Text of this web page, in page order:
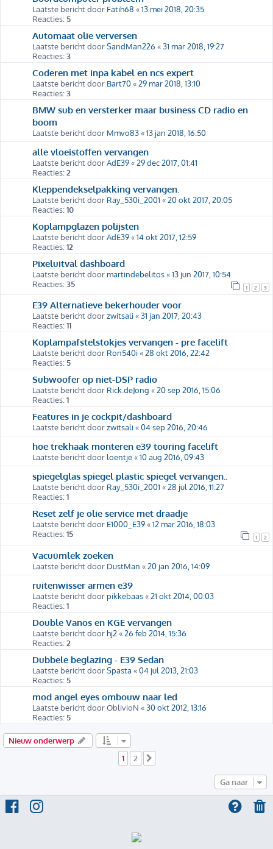
Laatste bericht door Fatih68 «13 mei 2018, 20:35
Reacties: 5
Automaat olie verversen
Laatste bericht doorSandMan226 «31 mar 2018, 19:27
Reacties:3
Coderen met inpa kabel en ncs expert
Laatste bericht door Bart70«29 mar 2018, 13:10
Reacties:3
BMW sub en versterker maar business CD radio en
boom
Laatste bericht door Mmvo83«13 jan 2018, 16:50
alle vloeistoffen vervangen
Laatste bericht doorAdE39«29 dec 2017, 01:41
Reacties:2
Kleppendekselpakking vervangen.
Laatste bericht door Ray_530i_2001 «20 okt 2017, 20:05
Reacties:10
Koplampglazen polijsten
Laatste bericht doorAdE39«14 okt 2017, 12:59
Reacties:12
Pixeluitval dashboard
Laatste bericht door martindebelitos«13 jun 2017, 10:54
Reacties:35 1 2 3
E39 Alternatieve bekerhouder voor
Laatste bericht doorzwitsali«31 jan 2017, 20:43
Reacties:11
Koplampafstelstokjes vervangen - pre facelift
Laatste bericht door Ron540i«28 okt 2016, 22:42
Reacties: 5
Subwoofer op niet-DSP radio
Laatste bericht door Rick.deJong «20 sep 2016, 15:06
Reacties:1
Features in je cockpit/dashboard
Laatste bericht doorzwitsali«04 sep 2016, 20:46
hoe trekhaak monteren e39 touring facelift
Laatste bericht door loentje«10 aug 2016, 09:43
spiegelglas spiegel plastic spiegel vervangen..
Laatste bericht door Ray_530i_2001 «28 jul 2016, 11:27
Reacties:1
Reset zelf je olie service met draadje
Laatste bericht door E1000_E39«12 mar 2016, 18:03
Reacties:15 1 2
Vacuümlek zoeken
Laatste bericht door DustMan «20 jan 2016, 14:09
ruitenwisser armen e39
Laatste bericht door pikkebaas«21 okt 2014, 00:03
Reacties:1
Double Vanos en KGE vervangen
Laatste bericht door hj2«26 feb 2014, 15:36
Reacties:2
Dubbele beglazing - E39 Sedan
Laatste bericht doorSpasta «04 jul 2013, 21:03
Reacties: 5
mod angel eyes ombouw naar led
Laatste bericht doorOblivioN «30 okt 2012, 13:16
Reacties: 5
Nieuw onderwerp
1
2
Ga naar